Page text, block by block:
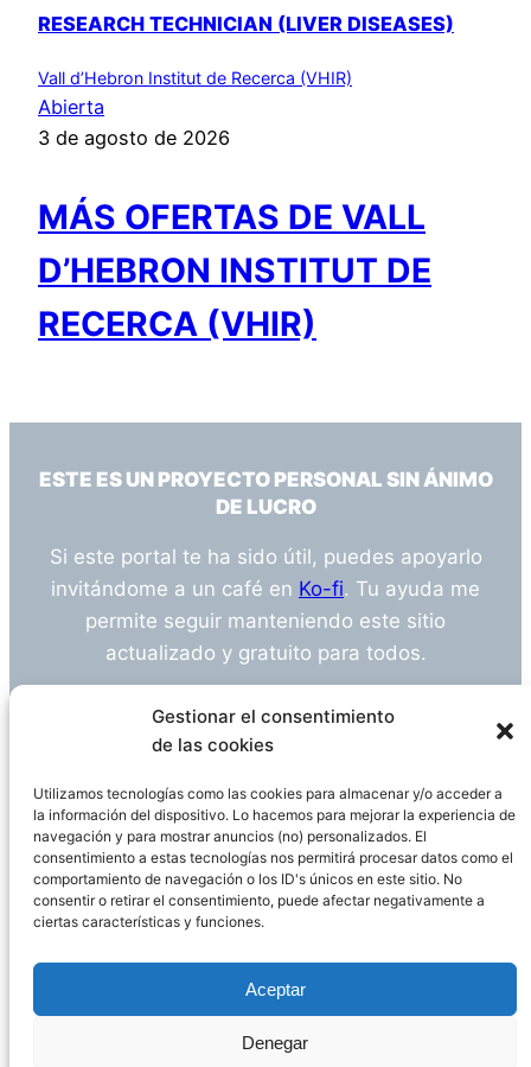
Gestionar el consentimiento
de las cookies
Utilizamos tecnologías como las cookies para almacenar y/o acceder a
la información del dispositivo. Lo hacemos para mejorar la experiencia de
navegación y para mostrar anuncios (no) personalizados. El
consentimiento a estas tecnologías nos permitirá procesar datos como el
comportamiento de navegación o los ID's únicos en este sitio. No
consentir o retirar el consentimiento, puede afectar negativamente a
ciertas características y funciones.
Aceptar
Denegar
RESEARCH TECHNICIAN (LIVER DISEASES)
Vall d’Hebron Institut de Recerca (VHIR)
Abierta
3 de agosto de 2026
MÁS OFERTAS DE VALL
D’HEBRON INSTITUT DE
RECERCA (VHIR)
ESTE ES UN PROYECTO PERSONAL SIN ÁNIMO
DE LUCRO
Si este portal te ha sido útil, puedes apoyarlo
invitándome a un café en Ko-fi. Tu ayuda me
permite seguir manteniendo este sitio
actualizado y gratuito para todos.
¿Tienes alguna duda o sugerencia? Escríbeme
info@empleosanitarioinvestigacion.es
Descargo de Responsabilidad
Declaración de Privacidad Política de cookies
WordPress